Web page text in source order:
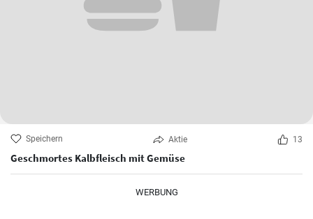
Speichern Aktie 13
Geschmortes Kalbfleisch mit Gemüse
WERBUNG